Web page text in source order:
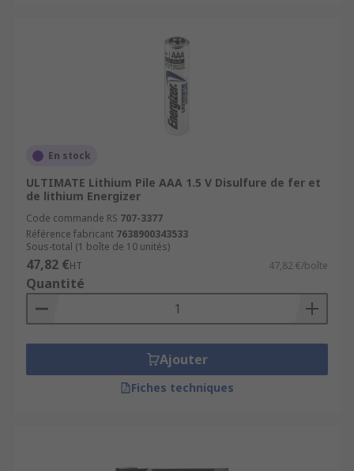
En stock
ULTIMATE Lithium Pile AAA 1.5 V Disulfure de fer et
de lithium Energizer
Code commande RS 707-3377
Référence fabricant 7638900343533
Sous-total (1 boîte de 10 unités)
47,82 €HT 47,82 €/boîte
Quantité
Ajouter
Fiches techniques